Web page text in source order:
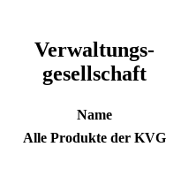
Verwaltungs-
gesellschaft
Name
Alle Produkte der KVG